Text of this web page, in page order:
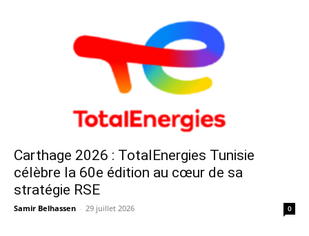
Carthage 2026 : TotalEnergies Tunisie
célèbre la 60e édition au cœur de sa
stratégie RSE
Samir Belhassen - 29 juillet 2026 0